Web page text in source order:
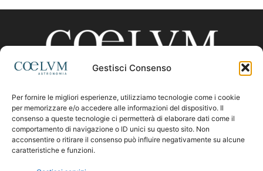
Gestisci Consenso
Per fornire le migliori esperienze, utilizziamo tecnologie come i cookie
per memorizzare e/o accedere alle informazioni del dispositivo. Il
consenso a queste tecnologie ci permetterà di elaborare dati come il
comportamento di navigazione o ID unici su questo sito. Non
acconsentire o ritirare il consenso può influire negativamente su alcune
caratteristiche e funzioni.
CHI SIAMO
Contattaci:coelumastro@coelum.com